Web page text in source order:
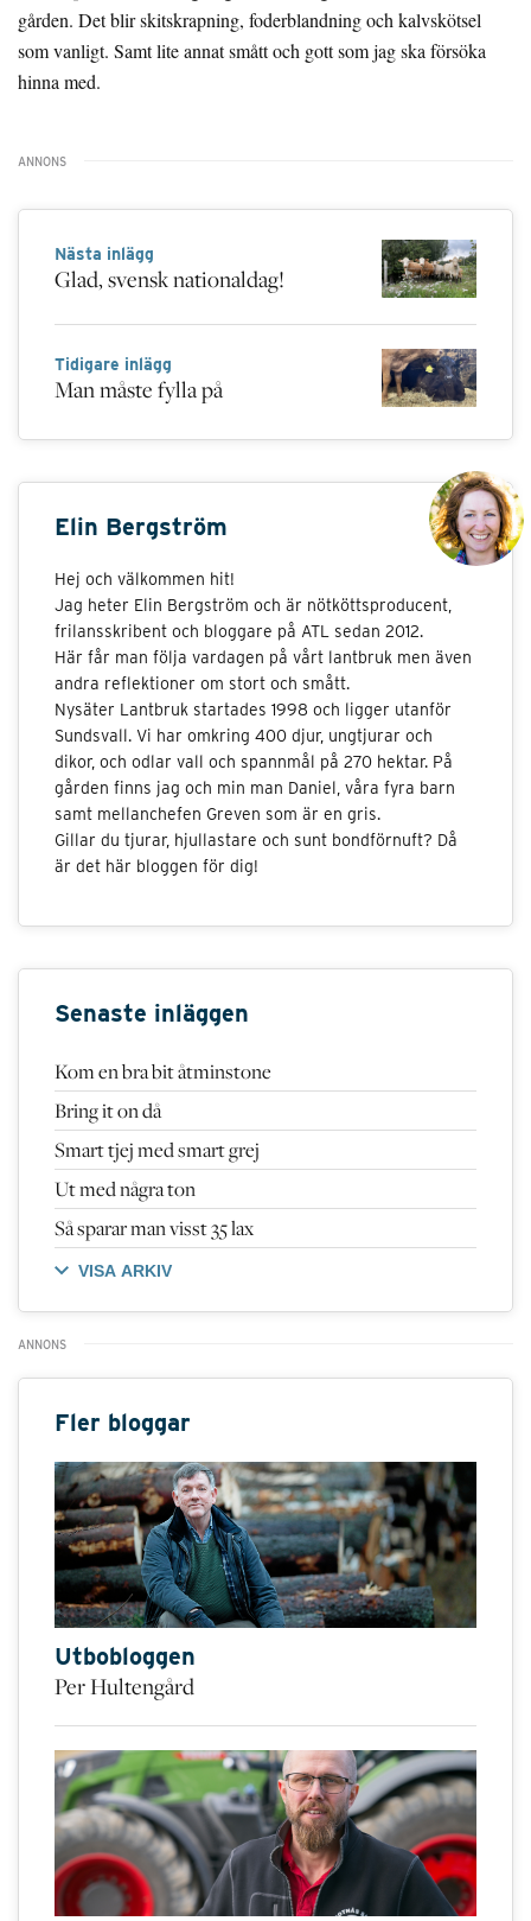
gården. Det blir skitskrapning, foderblandning och kalvskötsel
som vanligt. Samt lite annat smått och gott som jag ska försöka
hinna med.
Nästa inlägg
Glad, svensk nationaldag!
Tidigare inlägg
Man måste fylla på
Elin Bergström
Hej och välkommen hit!
Jag heter Elin Bergström och är nötköttsproducent,
frilansskribent och bloggare på ATL sedan 2012.
Här får man följa vardagen på vårt lantbruk men även
andra reflektioner om stort och smått.
Nysäter Lantbruk startades 1998 och ligger utanför
Sundsvall. Vi har omkring 400 djur, ungtjurar och
dikor, och odlar vall och spannmål på 270 hektar. På
gården finns jag och min man Daniel, våra fyra barn
samt mellanchefen Greven som är en gris.
Gillar du tjurar, hjullastare och sunt bondförnuft? Då
är det här bloggen för dig!
Senaste inläggen
Kom en bra bit åtminstone
Bring it on då
Smart tjej med smart grej
Ut med några ton
Så sparar man visst 35 lax
VISA ARKIV
Fler bloggar
Utbobloggen
Per Hultengård